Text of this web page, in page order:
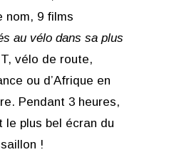
nom, 9 films
au vélo dans sa plus
vélo de route,
ou d’Afrique en
Pendant 3 heures,
plus bel écran du
!